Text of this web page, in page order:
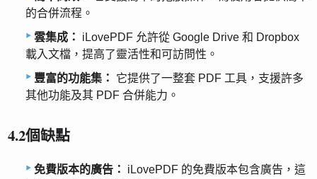
的合併流程。
雲集成：
iLovePDF 允許從 Google Drive 和 Dropbox
載入文檔，提高了靈活性和可訪問性。
豐富的功能集：
它提供了一整套 PDF 工具，支援許多
其他功能及其 PDF 合併能力。
4.2個缺點
免費版本的廣告：
iLovePDF 的免費版本包含廣告，這